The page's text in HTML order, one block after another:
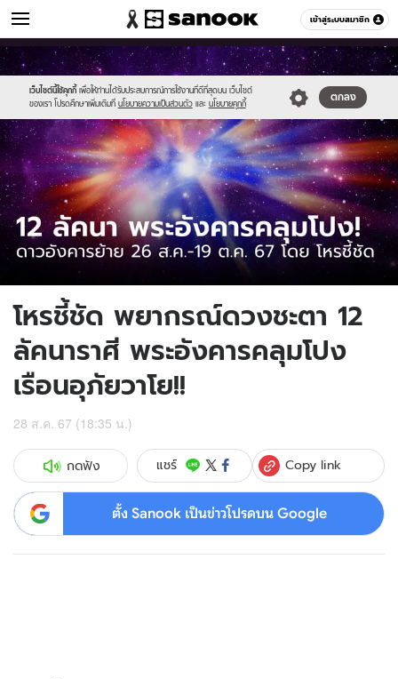
เข้าสู่ระบบสมาชิก
ดูดวง หมวดอื่นๆ
เว็บไซต์นี้ใช้คุกกี้ เพื่อให้ท่านได้รับประสบการณ์การใช้งานที่ดีที่สุดบน เว็บไซต์
ของเรา โปรดศึกษาเพิ่มเติมที่ นโยบายความเป็นส่วนตัว และ นโยบายคุกกี้
ตกลง
Sanook
//s.isanook.com/sr/0/images/logo-
new-
sanook.png
600
60
//s.isanook.com/ho/0/ud/57/287467/0_tagline-
template-
update-
apr.jpg
โหรชี้ชัด พยากรณ์ดวงชะตา 12
ลัคนาราศี พระอังคารคลุมโปง
เรือนอุภัยวาโย!!
28 ส.ค. 67 (18:35 น.)
กดฟัง แชร์ Copy link
ตั้ง Sanook เป็นข่าวโปรดบน Google